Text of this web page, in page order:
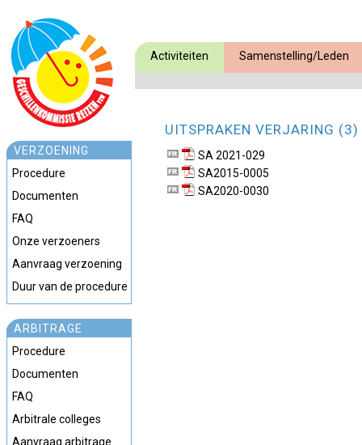
VERZOENING
Procedure
Documenten
FAQ
Onze verzoeners
Aanvraag verzoening
Duur van de procedure
ARBITRAGE
Procedure
Documenten
FAQ
Arbitrale colleges
Aanvraag arbitrage
Activiteiten Samenstelling/Leden
UITSPRAKEN VERJARING (3)
SA 2021-029
SA2015-0005
SA2020-0030